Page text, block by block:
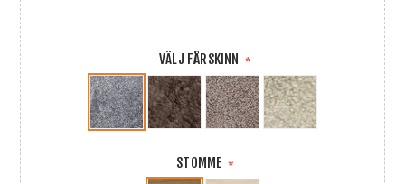
VÄLJ FÅRSKINN *
STOMME *